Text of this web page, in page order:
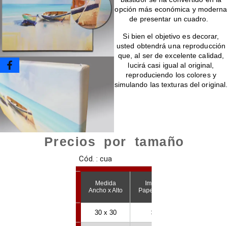
opción más económica y moderna
de presentar un cuadro.
Si bien el objetivo es decorar,
usted obtendrá una reproducción
que, al ser de excelente calidad,
lucirá casi igual al original,
reproduciendo los colores y
simulando las texturas del original.
Precios por tamaño